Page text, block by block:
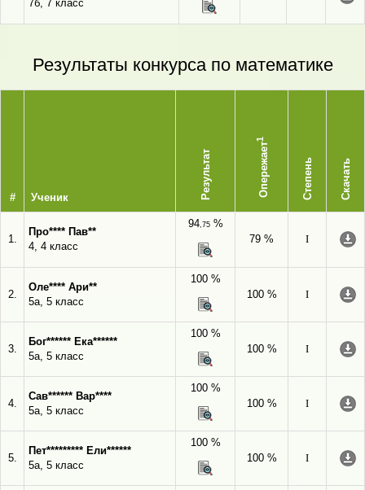
7б, 7 класс
Результаты конкурса по математике
# Ученик Результат Опережает
1
Степень Скачать
1.
Про**** Пав**
4, 4 класс
94,75%
79 %
I
2.
Оле**** Ари**
5а, 5 класс
100 %
100 %
I
3.
Бог****** Ека******
5а, 5 класс
100 %
100 %
I
4.
Сав****** Вар****
5а, 5 класс
100 %
100 %
I
5.
Пет********* Ели******
5а, 5 класс
100 %
100 %
I